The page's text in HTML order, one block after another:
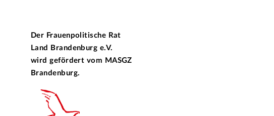
Der Frauenpolitische Rat
Land Brandenburg e.V.
wird gefördert vom MASGZ
Brandenburg.